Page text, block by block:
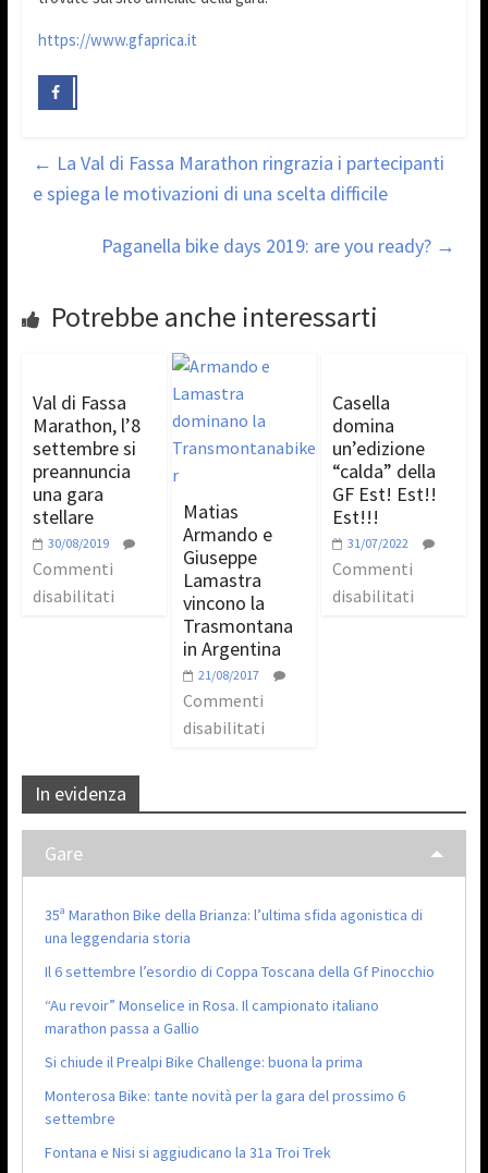
https://www.gfaprica.it
← La Val di Fassa Marathon ringrazia i partecipanti
e spiega le motivazioni di una scelta difficile
Paganella bike days 2019: are you ready? →
Potrebbe anche interessarti
Val di Fassa
Marathon, l’8
settembre si
preannuncia
una gara
stellare
30/08/2019
Commenti
disabilitati
Matias
Armando e
Giuseppe
Lamastra
vincono la
Trasmontana
in Argentina
21/08/2017
Commenti
disabilitati
Casella
domina
un’edizione
“calda” della
GF Est! Est!!
Est!!!
31/07/2022
Commenti
disabilitati
In evidenza
Gare
35ª Marathon Bike della Brianza: l’ultima sfida agonistica di
una leggendaria storia
Il 6 settembre l’esordio di Coppa Toscana della Gf Pinocchio
“Au revoir” Monselice in Rosa. Il campionato italiano
marathon passa a Gallio
Si chiude il Prealpi Bike Challenge: buona la prima
Monterosa Bike: tante novità per la gara del prossimo 6
settembre
Fontana e Nisi si aggiudicano la 31a Troi Trek